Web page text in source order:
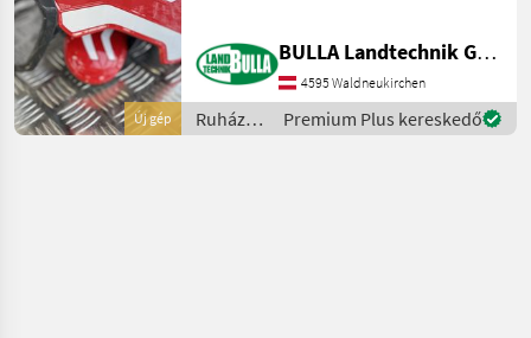
Új gép
PROTOS fejlesztésének
kiindulópontjai. A sisaktól a
hallásvédőig minden a
BULLA Landtechnik GmbH
4595 Waldneukirchen
Ruházat
/
Premium Plus kereskedő